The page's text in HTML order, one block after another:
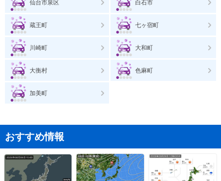
仙台市泉区 白石市
蔵王町 七ヶ宿町
川崎町 大和町
大衡村 色麻町
加美町
おすすめ情報